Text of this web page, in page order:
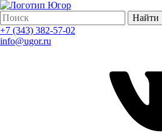
Найти
+7 (343) 382-57-02
info@ugor.ru